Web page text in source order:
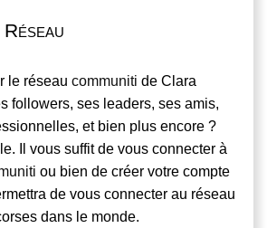
le réseau communiti de Clara
followers, ses leaders, ses amis,
et bien plus encore ?
Il vous suffit de vous connecter à
ou bien de créer votre compte
de vous connecter au réseau
dans le monde.